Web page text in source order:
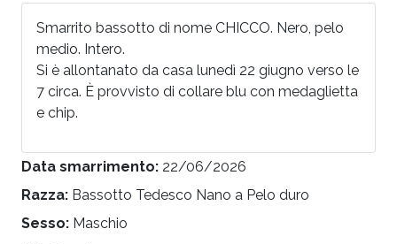
Smarrito bassotto di nome CHICCO. Nero, pelo
medio. Intero.
Si è allontanato da casa lunedì 22 giugno verso le
7 circa. È provvisto di collare blu con medaglietta
e chip.
Data smarrimento: 22/06/2026
Razza: Bassotto Tedesco Nano a Pelo duro
Sesso: Maschio